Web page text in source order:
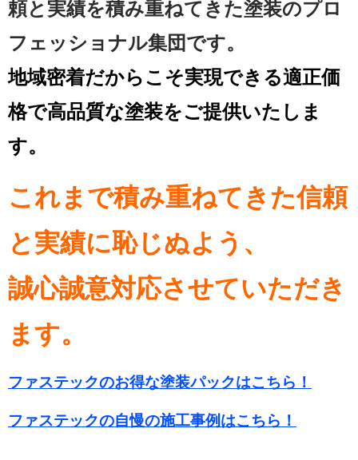
頼と実績を積み重ねてきた塗装のプロ
フェッショナル集団です。
地域密着だからこそ実現できる適正価
格で高品質な塗装をご提供いたしま
す。
これまで積み重ねてきた信頼
と実績に恥じぬよう、
誠心誠意対応させていただき
ます。
ファステックのお得な塗装パックはこちら！
ファステックの自慢の施工事例はこちら！